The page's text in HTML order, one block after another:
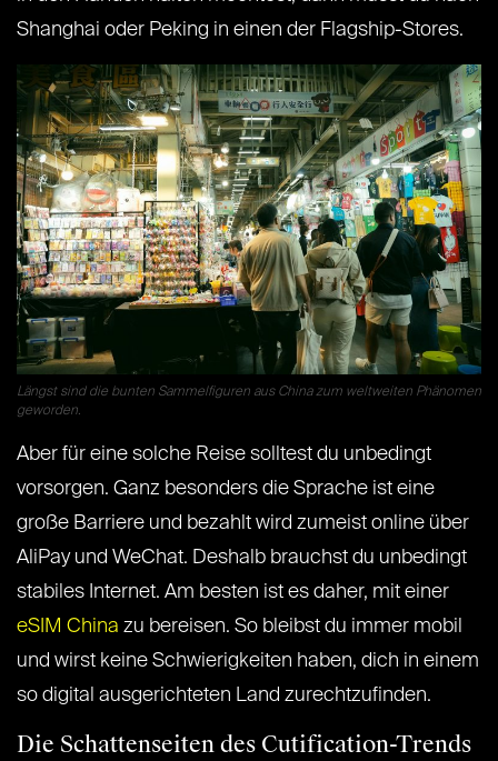
Shanghai oder Peking in einen der Flagship-Stores.
Längst sind die bunten Sammelfiguren aus China zum weltweiten Phänomen
geworden.
Aber für eine solche Reise solltest du unbedingt
vorsorgen. Ganz besonders die Sprache ist eine
große Barriere und bezahlt wird zumeist online über
AliPay und WeChat. Deshalb brauchst du unbedingt
stabiles Internet. Am besten ist es daher, mit einer
eSIM China zu bereisen. So bleibst du immer mobil
und wirst keine Schwierigkeiten haben, dich in einem
so digital ausgerichteten Land zurechtzufinden.
Die Schattenseiten des Cutification-Trends